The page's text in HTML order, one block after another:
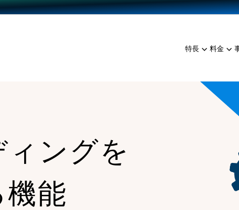
特長 料金
WordPress導入
モバイルアプリ
複数店舗との連携
雑貨販売
料金シミュレーシ
コミュニティイベ
YouTubeチャンネル
ングを
能